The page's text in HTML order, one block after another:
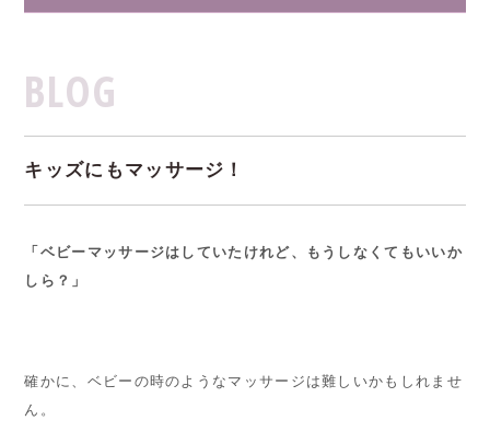
BLOG
キッズにもマッサージ！
「ベビーマッサージはしていたけれど、もうしなくてもいいか
しら？」
確かに、ベビーの時のようなマッサージは難しいかもしれませ
ん。